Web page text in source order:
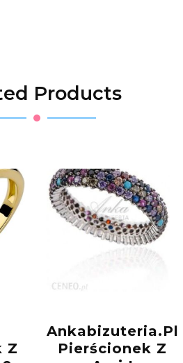
Products
Z
Ankabizuteria.Pl
Pierścionek Z